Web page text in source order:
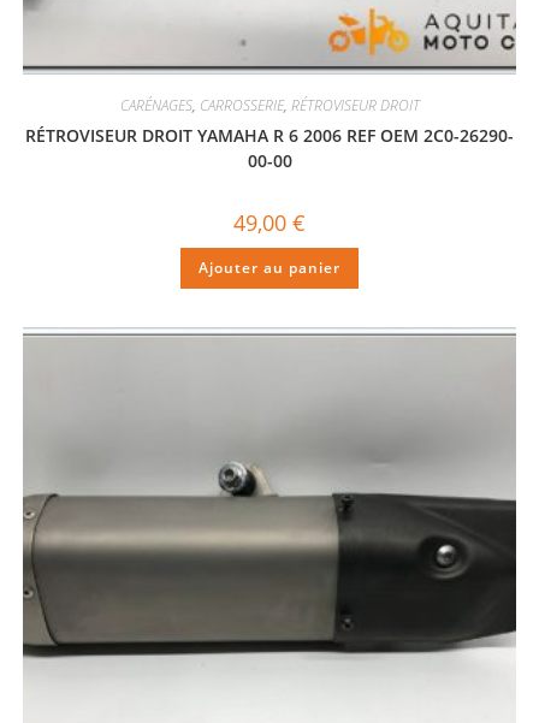
CARÉNAGES, CARROSSERIE, RÉTROVISEUR DROIT
RÉTROVISEUR DROIT YAMAHA R 6 2006 REF OEM 2C0-26290-
00-00
49,00 €
Ajouter au panier